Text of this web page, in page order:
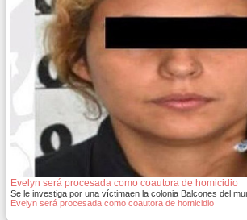
Evelyn será procesada como coautora de homicidio
Se le investiga por una víctimaen la colonia Balcones del
Evelyn será procesada como coautora de homicidio